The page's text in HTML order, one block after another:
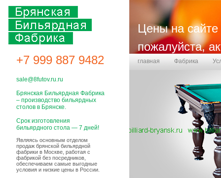
+7 999 887 9482
Цены на сайте
пожалуйста,
главная Фабрика
sale@8futov.ru.ru
Брянская Бильярдная Фабрика
– производство бильярдных
столов в Брянске.
Срок изготовления
бильярдного стола — 7 дней!
Являясь основным отделом
продаж брянской бильярдной
фабрики в Москве, работая с
фабрикой без посредников,
обеспечиваем самые выгодные
условия и низкие цены в России.